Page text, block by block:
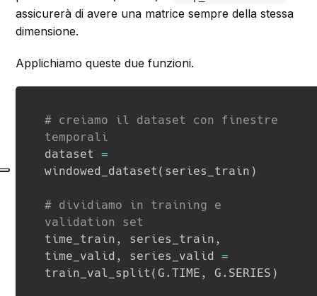
assicurerà di avere una matrice sempre della stessa
dimensione.
Applichiamo queste due funzioni.
# creiamo il dataset con finestre
temporali
dataset =
windowed_dataset ( series_train )
# dividiamo in training e
validation set
time_train , series_train ,
time_valid , series_valid =
train_val_split (G .TIME , G . SERIES )